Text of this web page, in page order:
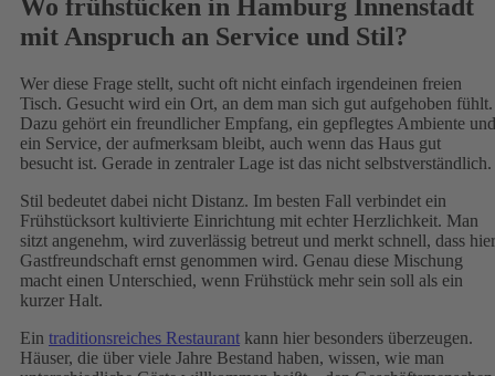
Wo frühstücken in Hamburg Innenstadt
mit Anspruch an Service und Stil?
Wer diese Frage stellt, sucht oft nicht einfach irgendeinen freien
Tisch. Gesucht wird ein Ort, an dem man sich gut aufgehoben fühlt.
Dazu gehört ein freundlicher Empfang, ein gepflegtes Ambiente und
ein Service, der aufmerksam bleibt, auch wenn das Haus gut
besucht ist. Gerade in zentraler Lage ist das nicht selbstverständlich.
Stil bedeutet dabei nicht Distanz. Im besten Fall verbindet ein
Frühstücksort kultivierte Einrichtung mit echter Herzlichkeit. Man
sitzt angenehm, wird zuverlässig betreut und merkt schnell, dass hier
Gastfreundschaft ernst genommen wird. Genau diese Mischung
macht einen Unterschied, wenn Frühstück mehr sein soll als ein
kurzer Halt.
Ein traditionsreiches Restaurant kann hier besonders überzeugen.
Häuser, die über viele Jahre Bestand haben, wissen, wie man